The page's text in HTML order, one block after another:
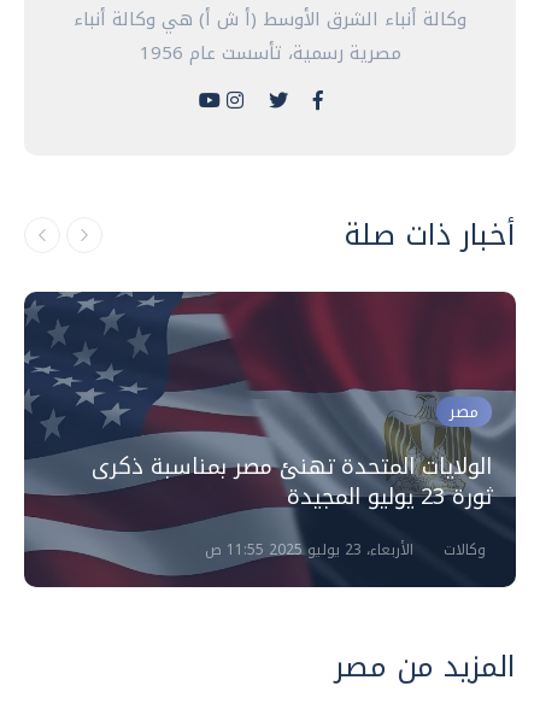
وكالة أنباء الشرق الأوسط (أ ش أ) هي وكالة أنباء
مصرية رسمية، تأسست عام 1956
أخبار ذات صلة
مصر
الولايات المتحدة تهنئ مصر بمناسبة ذكرى
ثورة 23 يوليو المجيدة
وكالات الأربعاء، 23 يوليو 2025 11:55 ص
المزيد من مصر